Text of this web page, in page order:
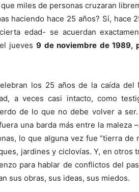
miles de personas cruzaran
haciendo hace 25 años? Sí, hace
edad- se acuerdan
jueves 9 de noviembre de 1989,
los 25 años de la caída
a veces casi intacto, como
de lo que no debe volver a
una barda más entre la maleza
lo que alguna vez fue “tierra de
jardines y ciclovías. Y, en otros
para hablar de conflictos del
sus obras, sus ideas, sus miedos.